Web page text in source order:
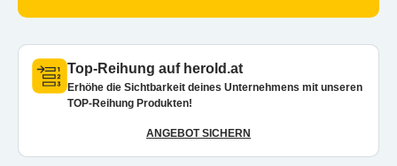
Top-Reihung auf herold.at
Erhöhe die Sichtbarkeit deines Unternehmens mit unseren
TOP-Reihung Produkten!
ANGEBOT SICHERN